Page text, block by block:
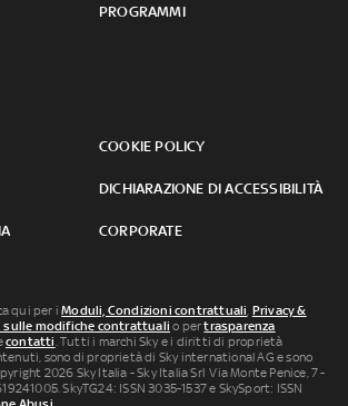
PROGRAMMI
COOKIE POLICY
DICHIARAZIONE DI ACCESSIBILITÀ
CORPORATE
qui per iModuli, Condizioni contrattuali, Privacy &
sulle modifiche contrattuali o pertrasparenza
contatti. Tutti i marchi Sky e i diritti di proprietà
sono di proprietà di Sky international AG e sono
2026 Sky Italia - Sky Italia Srl Via Monte Penice, 7 -
SkyTG24: ISSN 3035-1537 e SkySport: ISSN